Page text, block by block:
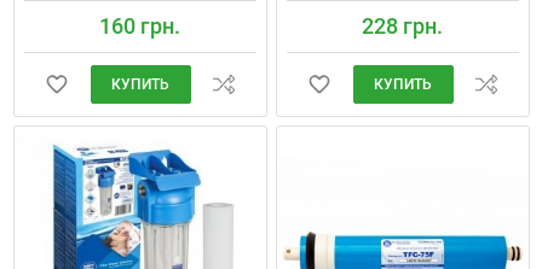
160 грн.
КУПИТЬ
228 грн.
КУПИТЬ